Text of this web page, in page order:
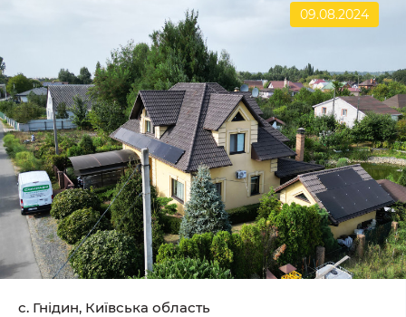
09.08.2024
с. Гнідин, Київська область